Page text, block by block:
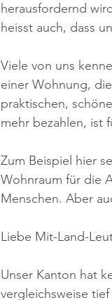
herausfordernd
heisst auch, dass
Viele von uns
einer Wohnung,
praktischen,
mehr bezahlen, ist
Zum Beispiel hier
Wohnraum für die
Menschen. Aber
Liebe Mit-Land-
Unser Kanton hat
vergleichsweise